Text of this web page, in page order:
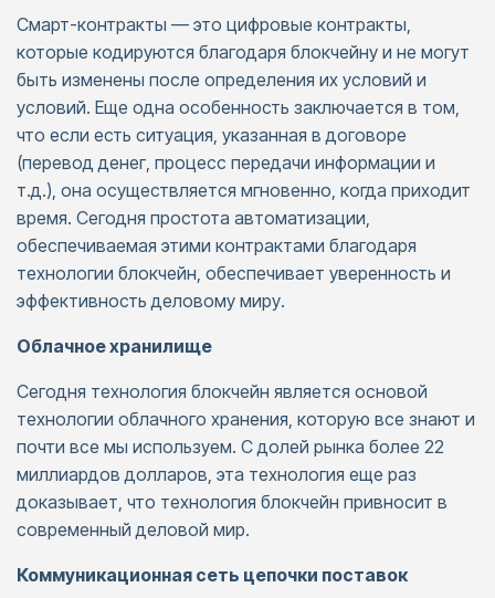
Смарт-контракты — это цифровые контракты,
которые кодируются благодаря блокчейну и не могут
быть изменены после определения их условий и
условий. Еще одна особенность заключается в том,
что если есть ситуация, указанная в договоре
(перевод денег, процесс передачи информации и
т.д.), она осуществляется мгновенно, когда приходит
время. Сегодня простота автоматизации,
обеспечиваемая этими контрактами благодаря
технологии блокчейн, обеспечивает уверенность и
эффективность деловому миру.
Облачное хранилище
Сегодня технология блокчейн является основой
технологии облачного хранения, которую все знают и
почти все мы используем. С долей рынка более 22
миллиардов долларов, эта технология еще раз
доказывает, что технология блокчейн привносит в
современный деловой мир.
Коммуникационная сеть цепочки поставок